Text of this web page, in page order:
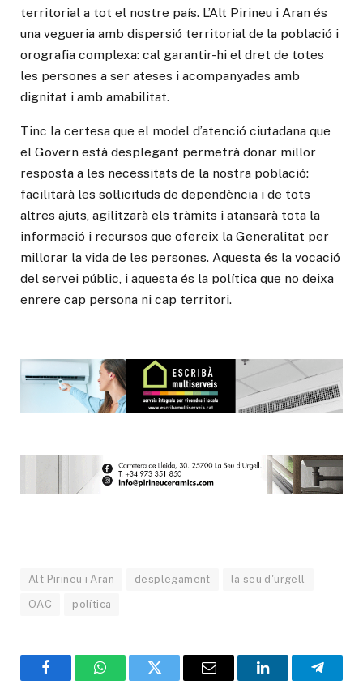
territorial a tot el nostre país. L’Alt Pirineu i Aran és
una vegueria amb dispersió territorial de la població i
orografia complexa: cal garantir-hi el dret de totes
les persones a ser ateses i acompanyades amb
dignitat i amb amabilitat.
Tinc la certesa que el model d’atenció ciutadana que
el Govern està desplegant permetrà donar millor
resposta a les necessitats de la nostra població:
facilitarà les sol·licituds de dependència i de tots
altres ajuts, agilitzarà els tràmits i atansarà tota la
informació i recursos que ofereix la Generalitat per
millorar la vida de les persones. Aquesta és la vocació
del servei públic, i aquesta és la política que no deixa
enrere cap persona ni cap territori.
Alt Pirineu i Aran desplegament la seu d'urgell
OAC política
FacebookWhatsAppTwitter Email LinkedIn